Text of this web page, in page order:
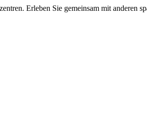
Erleben Sie gemeinsam mit anderen